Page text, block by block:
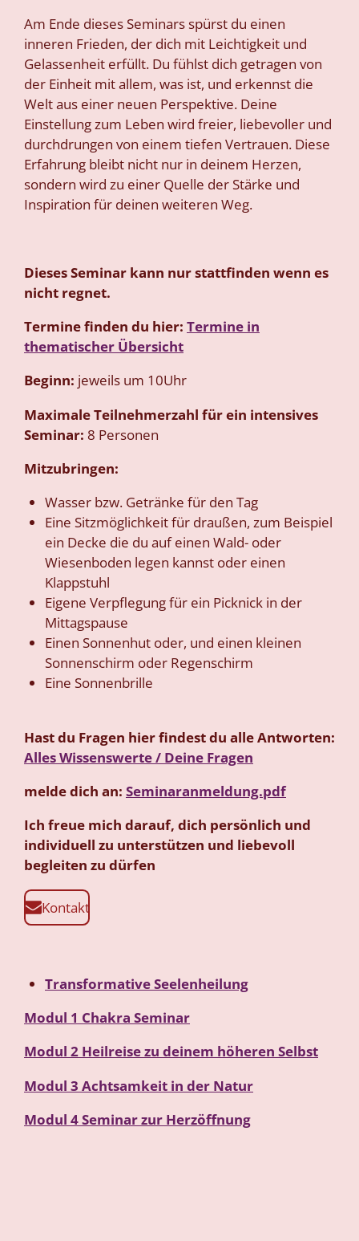
Am Ende dieses Seminars spürst du einen
inneren Frieden, der dich mit Leichtigkeit und
Gelassenheit erfüllt. Du fühlst dich getragen von
der Einheit mit allem, was ist, und erkennst die
Welt aus einer neuen Perspektive. Deine
Einstellung zum Leben wird freier, liebevoller und
durchdrungen von einem tiefen Vertrauen. Diese
Erfahrung bleibt nicht nur in deinem Herzen,
sondern wird zu einer Quelle der Stärke und
Inspiration für deinen weiteren Weg.
Dieses Seminar kann nur stattfinden wenn es
nicht regnet.
Termine finden du hier: Termine in
thematischer Übersicht
Beginn: jeweils um 10Uhr
Maximale Teilnehmerzahl für ein intensives
Seminar: 8 Personen
Mitzubringen:
Wasser bzw. Getränke für den Tag
Eine Sitzmöglichkeit für draußen, zum Beispiel
ein Decke die du auf einen Wald- oder
Wiesenboden legen kannst oder einen
Klappstuhl
Eigene Verpflegung für ein Picknick in der
Mittagspause
Einen Sonnenhut oder, und einen kleinen
Sonnenschirm oder Regenschirm
Eine Sonnenbrille
Hast du Fragen hier findest du alle Antworten:
Alles Wissenswerte / Deine Fragen
melde dich an: Seminaranmeldung.pdf
Ich freue mich darauf, dich persönlich und
individuell zu unterstützen und liebevoll
begleiten zu dürfen
Kontakt
Transformative Seelenheilung
Modul 1 Chakra Seminar
Modul 2 Heilreise zu deinem höheren Selbst
Modul 3 Achtsamkeit in der Natur
Modul 4 Seminar zur Herzöffnung